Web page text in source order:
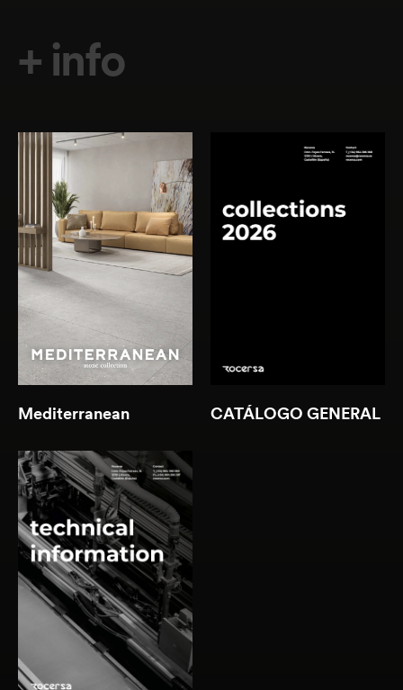
+ info
Descargar
Mediterranean CATÁLOGO GENERAL
Descargar (2.86 MB )